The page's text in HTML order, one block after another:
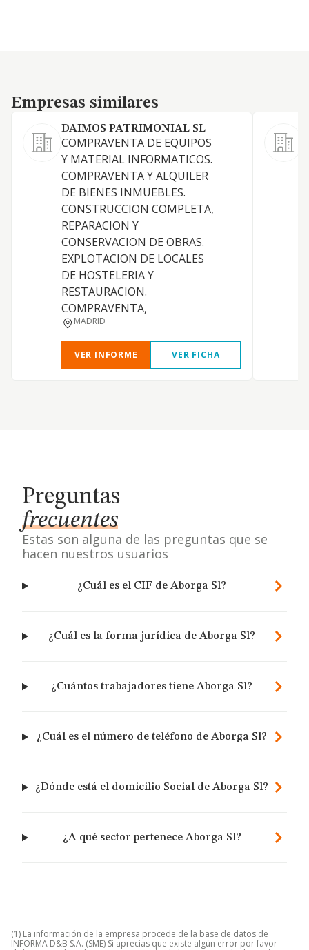
Empresas similares
Empresas similares
DAIMOS PATRIMONIAL SL
COMPRAVENTA DE EQUIPOS
Y MATERIAL INFORMATICOS.
COMPRAVENTA Y ALQUILER
DE BIENES INMUEBLES.
CONSTRUCCION COMPLETA,
REPARACION Y
CONSERVACION DE OBRAS.
EXPLOTACION DE LOCALES
DE HOSTELERIA Y
RESTAURACION.
COMPRAVENTA,
MADRID
VER INFORME VER FICHA
Preguntas
frecuentes
Estas son alguna de las preguntas que se
hacen nuestros usuarios
¿Cuál es el CIF de Aborga Sl?
¿Cuál es la forma jurídica de Aborga Sl?
¿Cuántos trabajadores tiene Aborga Sl?
¿Cuál es el número de teléfono de Aborga Sl?
¿Dónde está el domicilio Social de Aborga Sl?
¿A qué sector pertenece Aborga Sl?
(1) La información de la empresa procede de la base de datos de
INFORMA D&B S.A. (SME) Si aprecias que existe algún error por favor